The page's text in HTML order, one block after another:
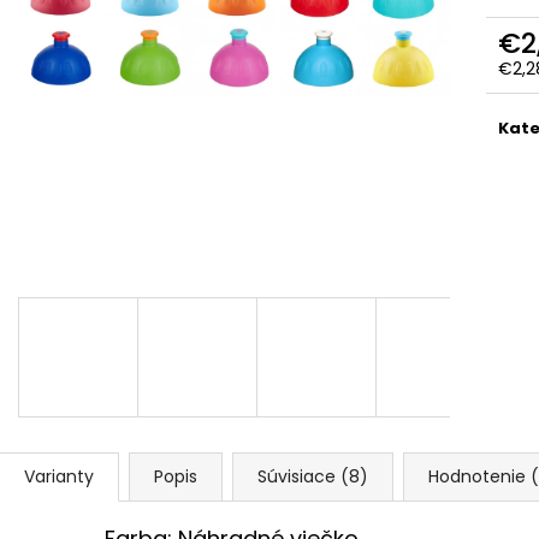
Varianty Popis Súvisiace (8) Hodnotenie
€30,90
€1,30